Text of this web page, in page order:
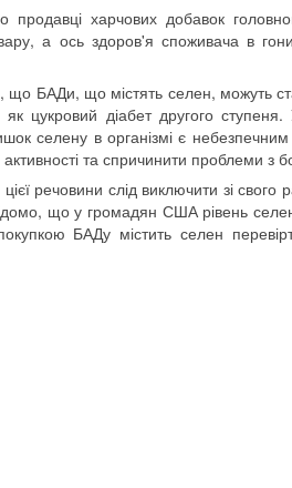
продавці харчових добавок
а ось здоров'я споживача в
що БАДи, що містять селен, можуть
цукровий діабет другого ступеня.
селену в організмі є
та спричинити проблеми з
речовини слід виключити зі
що у громадян США рівень
БАДу містить селен